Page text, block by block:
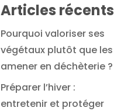
Articles récents
Pourquoi valoriser ses
végétaux plutôt que les
amener en déchèterie ?
Préparer l’hiver :
entretenir et protéger